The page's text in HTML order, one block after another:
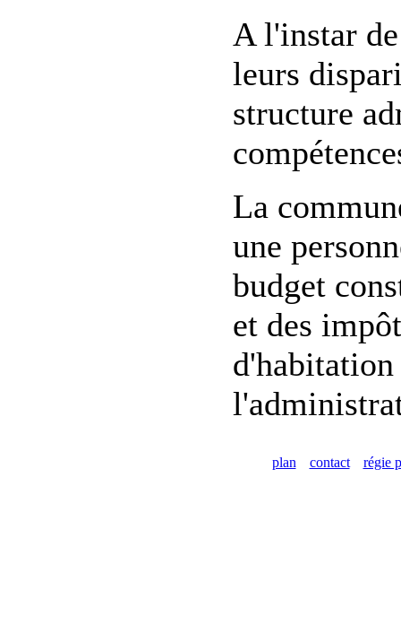
A l'instar
leurs
structure
La
une
budget
et des
plan contact régie